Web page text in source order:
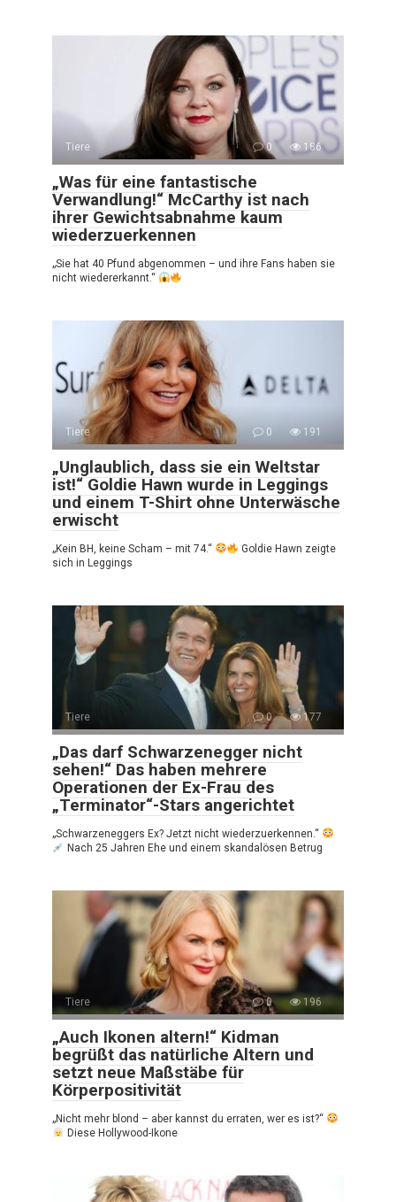
Tiere 0 186
„Was für eine fantastische
Verwandlung!“ McCarthy ist nach
ihrer Gewichtsabnahme kaum
wiederzuerkennen
„Sie hat 40 Pfund abgenommen – und ihre Fans haben sie
nicht wiedererkannt.“
Tiere 0 191
„Unglaublich, dass sie ein Weltstar
ist!“ Goldie Hawn wurde in Leggings
und einem T-Shirt ohne Unterwäsche
erwischt
„Kein BH, keine Scham – mit 74.“
Goldie Hawn zeigte
sich in Leggings
Tiere 0 177
„Das darf Schwarzenegger nicht
sehen!“ Das haben mehrere
Operationen der Ex-Frau des
„Terminator“-Stars angerichtet
„Schwarzeneggers Ex? Jetzt nicht wiederzuerkennen.“
Nach 25 Jahren Ehe und einem skandalösen Betrug
Tiere 0 196
„Auch Ikonen altern!“ Kidman
begrüßt das natürliche Altern und
setzt neue Maßstäbe für
Körperpositivität
„Nicht mehr blond – aber kannst du erraten, wer es ist?“
Diese Hollywood-Ikone